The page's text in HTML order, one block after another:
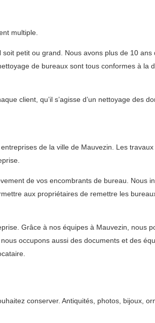
multiple.
petit ou grand. Nous avons plus de 10
de bureaux sont tous conformes à la
client, qu’il s’agisse d’un nettoyage des
de la ville de Mauvezin. Les
de vos encombrants de bureau. Nous
aux propriétaires de remettre les
Grâce à nos équipes à Mauvezin, nous
occupons aussi des documents et des
conserver. Antiquités, photos, bijoux,